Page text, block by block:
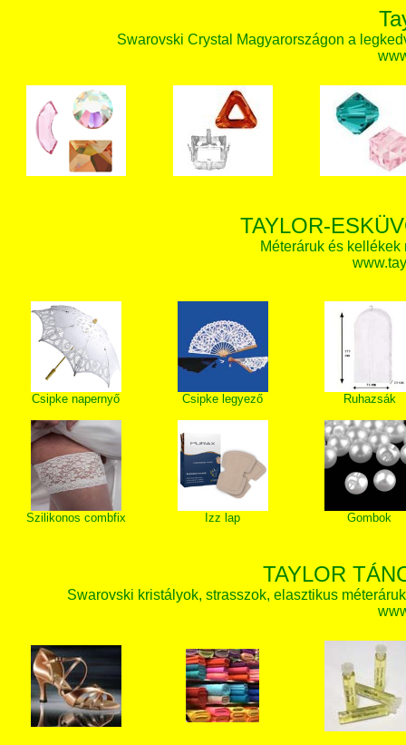
Swarovski Crystal Magyarországon a
TAYLOR-
Méteráruk és
Csipke napernyő Csipke legyező Ruhazsák
Szilikonos combfix Izz lap Gombok
TAYLOR
Swarovski kristályok, strasszok, elasztikus